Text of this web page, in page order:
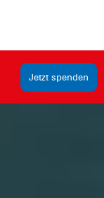
Jetzt spenden